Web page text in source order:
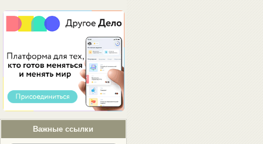
Важные ссылки